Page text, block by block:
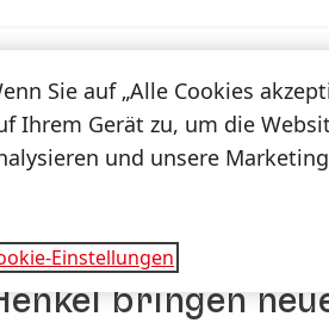
& -mappen
Gibbstown, New Jersey / USA
Generation von Dental-
bringen
Sie auf „Alle Cookies
Ihrem Gerät zu, um die
und unsere
Einstellungen